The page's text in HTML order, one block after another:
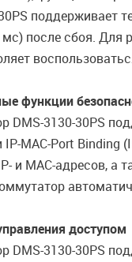
поддерживает
после сбоя. Для
функции
DMS-3130-30PS
MAC-Port Binding
и MAC-адресов,
доступом
DMS-3130-30PS